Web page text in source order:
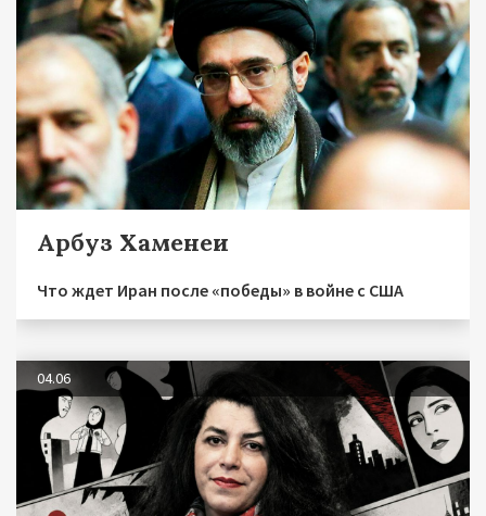
Арбуз Хаменеи
Что ждет Иран после «победы» в войне с США
04.06